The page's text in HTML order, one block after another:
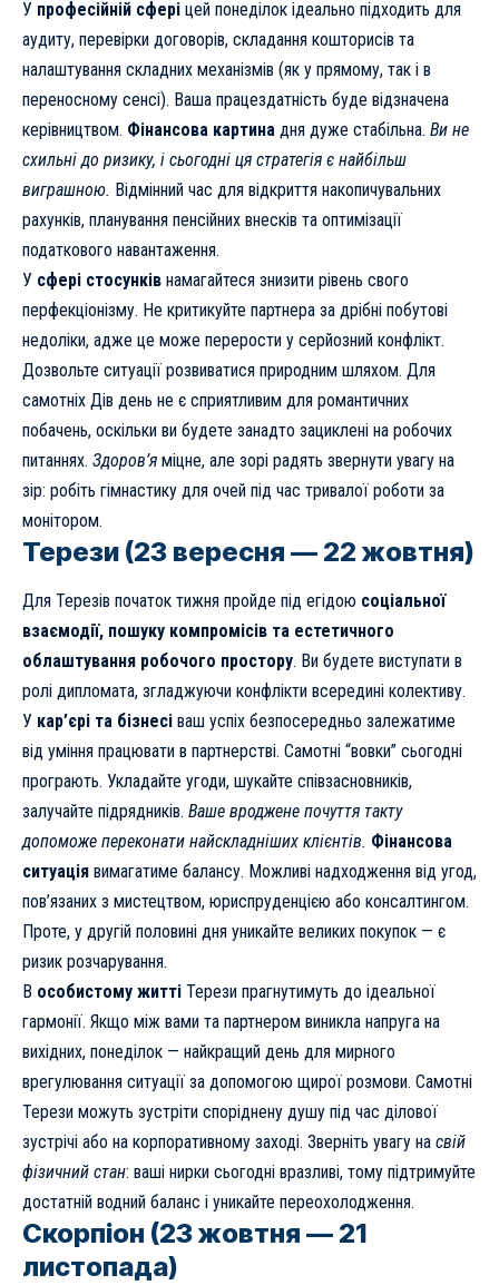
У професійній сфері цей понеділок ідеально підходить для
аудиту, перевірки договорів, складання кошторисів та
налаштування складних механізмів (як у прямому, так і в
переносному сенсі). Ваша працездатність буде відзначена
керівництвом. Фінансова картина дня дуже стабільна. Ви не
схильні до ризику, і сьогодні ця стратегія є найбільш
виграшною. Відмінний час для відкриття накопичувальних
рахунків, планування пенсійних внесків та оптимізації
податкового навантаження.
У сфері стосунків намагайтеся знизити рівень свого
перфекціонізму. Не критикуйте партнера за дрібні побутові
недоліки, адже це може перерости у серйозний конфлікт.
Дозвольте ситуації розвиватися природним шляхом. Для
самотніх Дів день не є сприятливим для романтичних
побачень, оскільки ви будете занадто зациклені на робочих
питаннях. Здоров’я міцне, але зорі радять звернути увагу на
зір: робіть гімнастику для очей під час тривалої роботи за
монітором.
Терези (23 вересня — 22 жовтня)
Для Терезів початок тижня пройде під егідою соціальної
взаємодії, пошуку компромісів та естетичного
облаштування робочого простору. Ви будете виступати в
ролі дипломата, згладжуючи конфлікти всередині колективу.
У кар’єрі та бізнесі ваш успіх безпосередньо залежатиме
від уміння працювати в партнерстві. Самотні “вовки” сьогодні
програють. Укладайте угоди, шукайте співзасновників,
залучайте підрядників. Ваше вроджене почуття такту
допоможе переконати найскладніших клієнтів. Фінансова
ситуація вимагатиме балансу. Можливі надходження від угод,
пов’язаних з мистецтвом, юриспруденцією або консалтингом.
Проте, у другій половині дня уникайте великих покупок — є
ризик розчарування.
В особистому житті Терези прагнутимуть до ідеальної
гармонії. Якщо між вами та партнером виникла напруга на
вихідних, понеділок — найкращий день для мирного
врегулювання ситуації за допомогою щирої розмови. Самотні
Терези можуть зустріти споріднену душу під час ділової
зустрічі або на корпоративному заході. Зверніть увагу на свій
фізичний стан: ваші нирки сьогодні вразливі, тому підтримуйте
достатній водний баланс і уникайте переохолодження.
Скорпіон (23 жовтня — 21
листопада)